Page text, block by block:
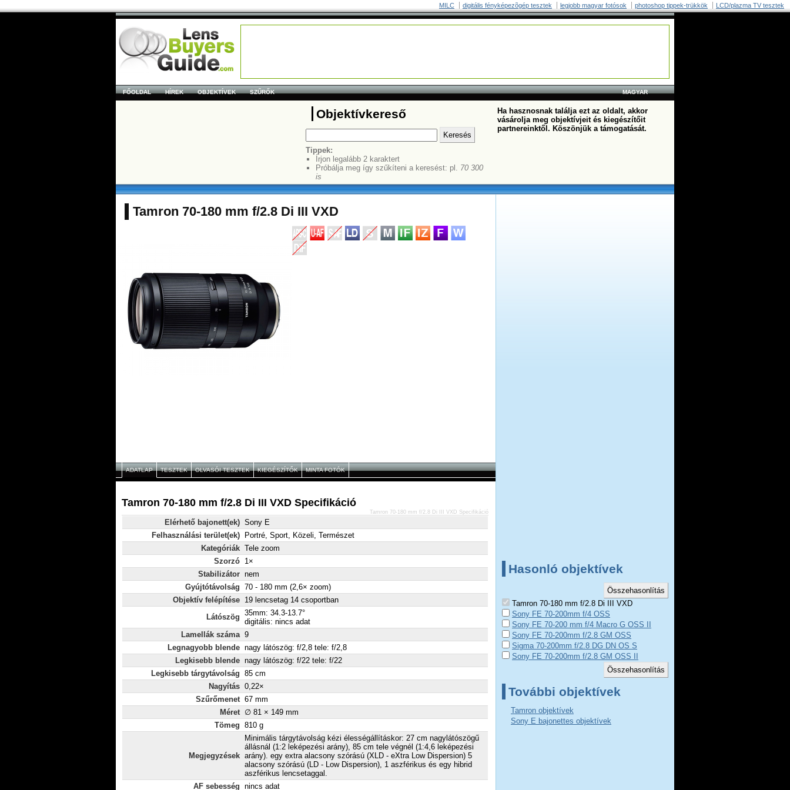
MILC digitális fényképezõgép tesztek legjobb magyar fotósok photoshop tippek-trükkök LCD/plazma TV tesztek
MAGYAR
FŐOLDAL HÍREK OBJEKTÍVEK SZŰRŐK
Objektívkereső
Tippek:
Írjon legalább 2 karaktert
Próbálja meg így szűkíteni a keresést: pl. 70 300
is
Ha hasznosnak találja ezt az oldalt, akkor
vásárolja meg objektívjeit és kiegészítőit
partnereinktől. Köszönjük a támogatását.
Tamron 70-180 mm f/2.8 Di III VXD
ADATLAP TESZTEK OLVASÓI TESZTEK KIEGÉSZÍTŐK MINTA FOTÓK
Tamron 70-180 mm f/2.8 Di III VXD Specifikáció
Elérhető bajonett(ek) Sony E
Felhasználási terület(ek)
Portré, Sport, Közeli, Természet
Kategóriák Tele zoom
Szorzó 1×
Stabilizátor nem
Gyújtótávolság 70 - 180 mm (2,6× zoom)
Objektív felépítése 19 lencsetag 14 csoportban
Látószög 35mm: 34.3-13.7°
digitális: nincs adat
Lamellák száma 9
Legnagyobb blende nagy látószög: f/2,8 tele: f/2,8
Legkisebb blende nagy látószög: f/22 tele: f/22
Legkisebb tárgytávolság 85 cm
Nagyítás 0,22×
Szűrőmenet 67 mm
Méret ∅ 81 × 149 mm
Tömeg 810 g
Megjegyzések
Minimális tárgytávolság kézi élességállításkor: 27 cm nagylátószögű
állásnál (1:2 leképezési arány), 85 cm tele végnél (1:4,6 leképezési
arány). egy extra alacsony szórású (XLD - eXtra Low Dispersion) 5
alacsony szórású (LD - Low Dispersion), 1 aszférikus és egy hibrid
aszférikus lencsetaggal.
AF sebesség nincs adat
Tamron 70-180 mm f/2.8 Di III VXD Specifikáció
Hasonló objektívek
Tamron 70-180 mm f/2.8 Di III VXD
Sony FE 70-200mm f/4 OSS
Sony FE 70-200 mm f/4 Macro G OSS II
Sony FE 70-200mm f/2.8 GM OSS
Sigma 70-200mm f/2.8 DG DN OS S
Sony FE 70-200mm f/2.8 GM OSS II
További objektívek
Tamron objektívek
Sony E bajonettes objektívek